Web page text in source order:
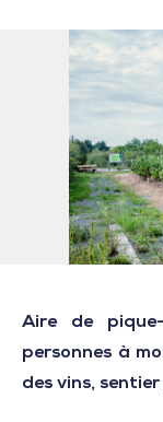
Aire de
personnes à
des vins,